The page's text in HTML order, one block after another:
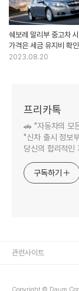
쉐보레 말리부 중고차 시
가격은 세금 유지비 확
2023.08.20
프리카톡
🚗 "자동차의 모
"신차 출시 정보
당신의 합리적인
구독하기
관련사이트